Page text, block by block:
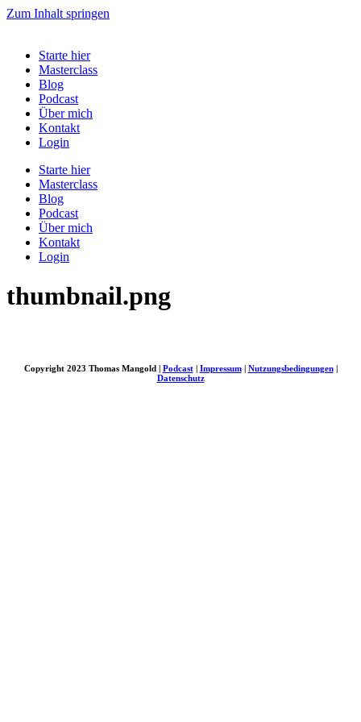
Zum Inhalt springen
Starte hier
Masterclass
Blog
Podcast
Über mich
Kontakt
Login
Starte hier
Masterclass
Blog
Podcast
Über mich
Kontakt
Login
thumbnail.png
Copyright 2023 Thomas Mangold | Podcast| Impressum| Nutzungsbedingungen|
Datenschutz